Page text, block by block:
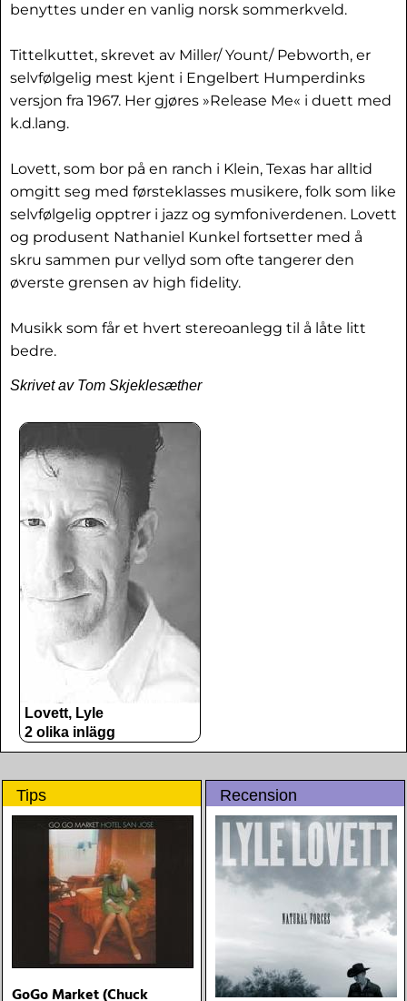
benyttes under en vanlig norsk sommerkveld.
Tittelkuttet, skrevet av Miller/ Yount/ Pebworth, er
selvfølgelig mest kjent i Engelbert Humperdinks
versjon fra 1967. Her gjøres »Release Me« i duett med
k.d.lang.
Lovett, som bor på en ranch i Klein, Texas har alltid
omgitt seg med førsteklasses musikere, folk som like
selvfølgelig opptrer i jazz og symfoniverdenen. Lovett
og produsent Nathaniel Kunkel fortsetter med å
skru sammen pur vellyd som ofte tangerer den
øverste grensen av high fidelity.
Musikk som får et hvert stereoanlegg til å låte litt
bedre.
Skrivet av Tom Skjeklesæther
Lovett, Lyle
2 olika inlägg
Tips
GoGo Market (Chuck
Recension